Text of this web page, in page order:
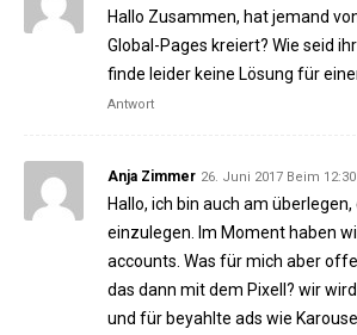
Hallo Zusammen, hat jemand
Global-Pages kreiert? Wie seid
finde leider keine Lösung für
Antwort
Anja Zimmer 26. Juni 2017 Beim 12:30
Hallo, ich bin auch am
einzulegen. Im Moment haben
accounts. Was für mich aber
das dann mit dem Pixell? wir
und für beyahlte ads wie